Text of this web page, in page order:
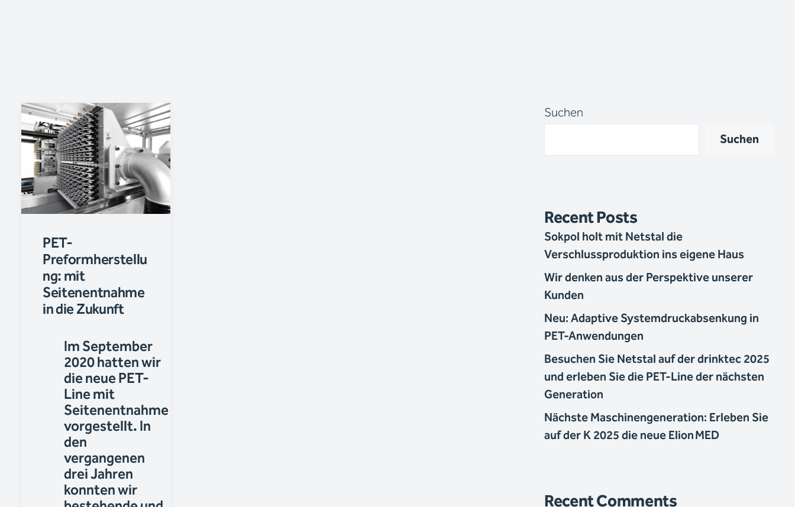
PET-
Preformherstellu
ng: mit
Seitenentnahme
in die Zukunft
Im September
2020 hatten wir
die neue PET-
Line mit
Seitenentnahme
vorgestellt. In
den
vergangenen
drei Jahren
konnten wir
Suchen
Suchen
Recent Posts
Sokpol holt mit Netstal die
Verschlussproduktion ins eigene Haus
Wir denken aus der Perspektive unserer
Kunden
Neu: Adaptive Systemdruckabsenkung in
PET-Anwendungen
Besuchen Sie Netstal auf der drinktec 2025
und erleben Sie die PET-Line der nächsten
Generation
Nächste Maschinengeneration: Erleben Sie
auf der K 2025 die neue Elion MED
Recent Comments